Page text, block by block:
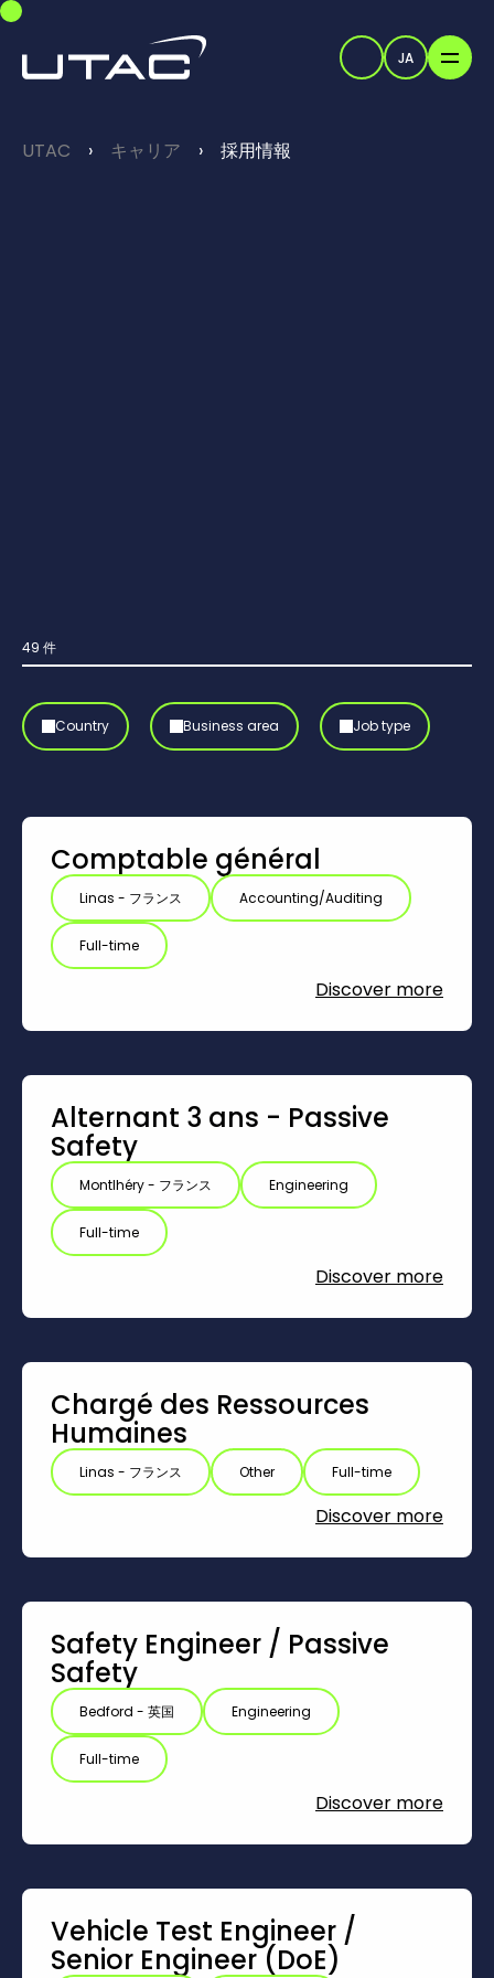
Skip to main navigation
Skip to main content
Skip to page footer
検索JA
You are here:
UTAC キャリア 採用情報
49 件
Country Business area Job type
Comptable général
Linas - フランス Accounting/Auditing
Full-time
Discover more
Alternant 3 ans - Passive
Safety
Montlhéry - フランス Engineering
Full-time
Discover more
Chargé des Ressources
Humaines
Linas - フランス Other Full-time
Discover more
Safety Engineer /‎ Passive
Safety
Bedford - 英国 Engineering
Full-time
Discover more
Vehicle Test Engineer /‎
Senior Engineer (DoE)